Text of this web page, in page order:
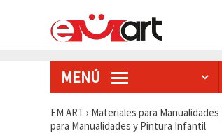
MENÚ
EM ART › Materiales para Manualidades
para Manualidades y Pintura Infantil